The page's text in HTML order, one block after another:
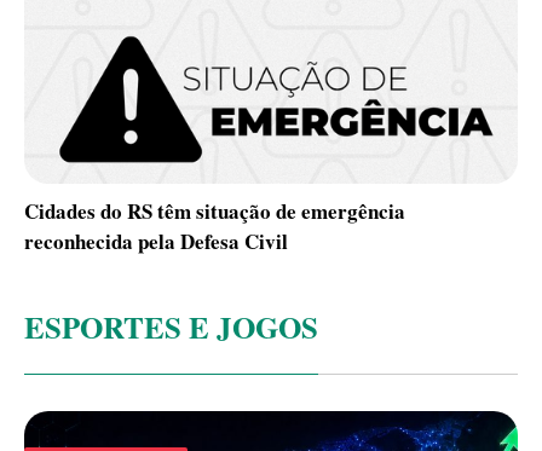
Cidades do RS têm situação de emergência
reconhecida pela Defesa Civil
ESPORTES E JOGOS